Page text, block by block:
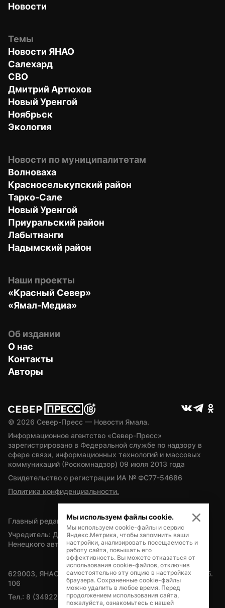
Новости
Темы
Новости ЯНАО
Салехард
СВО
Дмитрий Артюхов
Новый Уренгой
Ноябрьск
Экология
Новости по муниципалитетам
Волноваха
Красноселькупский район
Тарко-Сале
Новый Уренгой
Приуральский район
Лабытнанги
Надымский район
Наши проекты
«Красный Север»
«Ямал-Медиа»
Об издании
О нас
Контакты
Авторы
© 2026 Север-Пресс — Новости Ямала.
Информационное агентство «Север-Пресс»
зарегистрировано в Федеральной службе по надзору в
сфере связи, информационных технологий и массовых
коммуникаций (Роскомнадзор) 09 июля 2013 года
Свидетельство о регистрации ИА № ФС77-54686
Политика конфиденциальности.
Главный редактор — А.Л. Поздеев
Учредитель: Департамент внутренней политики Ямало-
Ненецкого автономного округа
629003, ЯНАО, Салехард, мкр. Богдана Кнунянца, д.1, каб.
106
Тел.: 8 (34922) 71262
Мы используем файлы cookie.
Мы используем cookie-файлы и сервис
Яндекс.Метрика, чтобы запомнить ваши
настройки, анализировать посещаемость и
работу сайта, повышать его
эффективность. Вы можете отказаться от
использования cookie-файлов, отключив
самостоятельно эту опцию в настройках
браузера. Сохраненные cookie-файлы
можно удалить в любое время. Перед
продолжением использования сайта,
пожалуйста, ознакомьтесь с нашей